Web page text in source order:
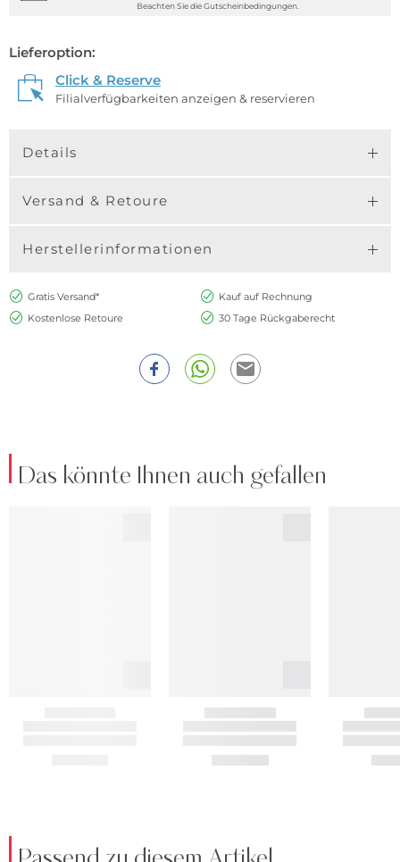
Beachten Sie die Gutscheinbedingungen.
Lieferoption:
Click & Reserve
Filialverfügbarkeiten anzeigen & reservieren
Details
Versand & Retoure
Herstellerinformationen
Gratis Versand*
Kauf auf Rechnung
Kostenlose Retoure
30 Tage Rückgaberecht
Das könnte Ihnen auch gefallen